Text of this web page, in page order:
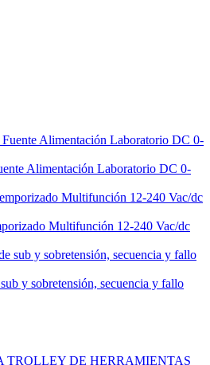
Alimentación Laboratorio DC 0-
Multifunción 12-240 Vac/dc
y sobretensión, secuencia y fallo